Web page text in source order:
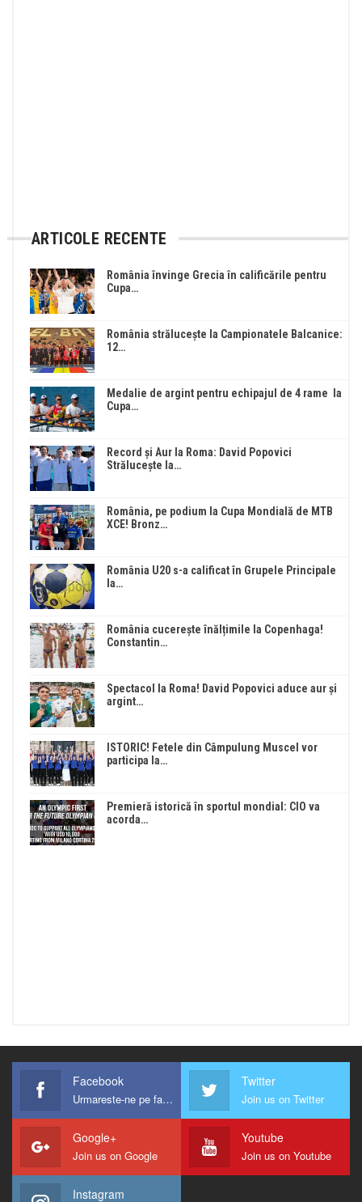
ARTICOLE RECENTE
România învinge Grecia în calificările pentru
Cupa…
România strălucește la Campionatele Balcanice:
12…
Medalie de argint pentru echipajul de 4 rame la
Cupa…
Record și Aur la Roma: David Popovici
Strălucește la…
România, pe podium la Cupa Mondială de MTB
XCE! Bronz…
România U20 s-a calificat în Grupele Principale
la…
România cucerește înălțimile la Copenhaga!
Constantin…
Spectacol la Roma! David Popovici aduce aur și
argint…
ISTORIC! Fetele din Câmpulung Muscel vor
participa la…
Premieră istorică în sportul mondial: CIO va
acorda…
Facebook
Urmareste-ne pe facebook !
Twitter
Join us on Twitter
Google+
Join us on Google
Youtube
Join us on Youtube
Instagram